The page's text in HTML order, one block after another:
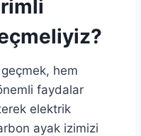
hem
faydalar
elektrik
ayak izimizi